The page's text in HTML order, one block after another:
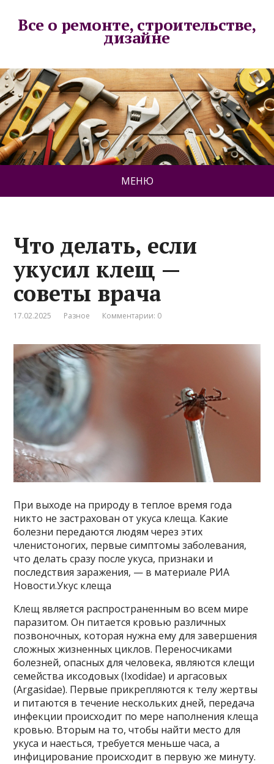
Все о ремонте, строительстве,
дизайне
МЕНЮ
Что делать, если
укусил клещ —
советы врача
17.02.2025 Разное Комментарии: 0
При выходе на природу в теплое время года
никто не застрахован от укуса клеща. Какие
болезни передаются людям через этих
членистоногих, первые симптомы заболевания,
что делать сразу после укуса, признаки и
последствия заражения, — в материале РИА
Новости.Укус клеща
Клещ является распространенным во всем мире
паразитом. Он питается кровью различных
позвоночных, которая нужна ему для завершения
сложных жизненных циклов. Переносчиками
болезней, опасных для человека, являются клещи
семейства иксодовых (Ixodidae) и аргасовых
(Argasidae). Первые прикрепляются к телу жертвы
и питаются в течение нескольких дней, передача
инфекции происходит по мере наполнения клеща
кровью. Вторым на то, чтобы найти место для
укуса и наесться, требуется меньше часа, а
инфицирование происходит в первую же минуту.